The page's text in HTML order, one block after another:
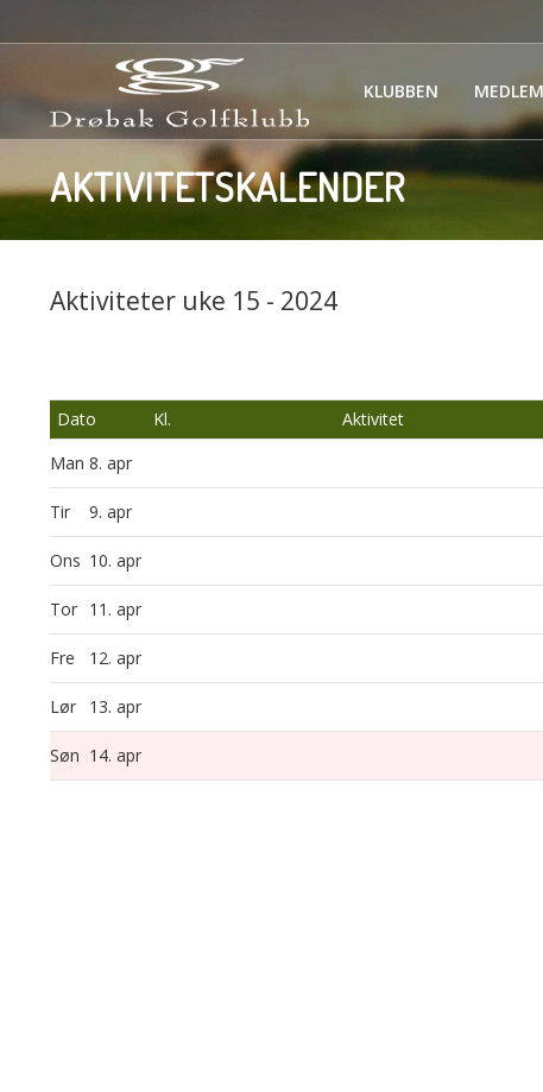
AKTIVITETSKALENDER
KLUBBEN
Aktiviteter uke 15 - 2024
Dato Kl. Aktivitet
Man 8. apr
Tir 9. apr
Ons 10. apr
Tor 11. apr
Fre 12. apr
Lør 13. apr
Søn 14. apr